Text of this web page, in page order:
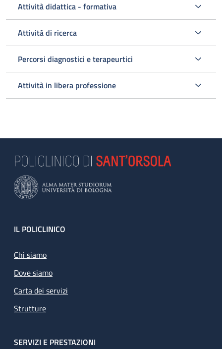
Attività didattica - formativa
Attività di ricerca
Percorsi diagnostici e terapeurtici
Attività in libera professione
Footer
IL POLICLINICO
Chi siamo
Dove siamo
Carta dei servizi
Strutture
SERVIZI E PRESTAZIONI